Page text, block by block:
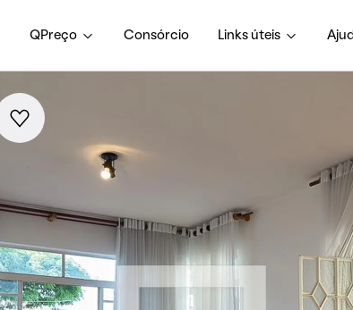
QPreço Consórcio Links úteis